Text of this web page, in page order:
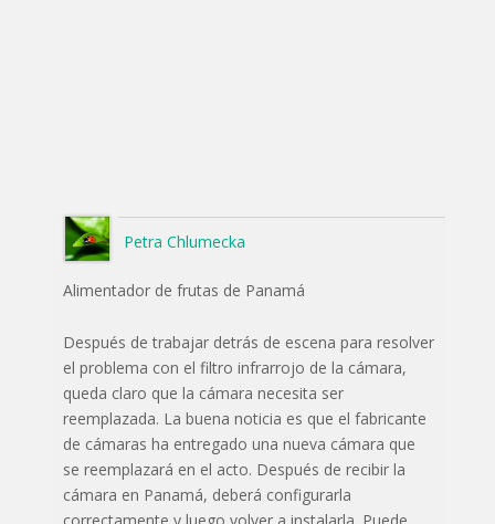
Petra Chlumecka
Alimentador de frutas de Panamá
Después de trabajar detrás de escena para resolver
el problema con el filtro infrarrojo de la cámara,
queda claro que la cámara necesita ser
reemplazada. La buena noticia es que el fabricante
de cámaras ha entregado una nueva cámara que
se reemplazará en el acto. Después de recibir la
cámara en Panamá, deberá configurarla